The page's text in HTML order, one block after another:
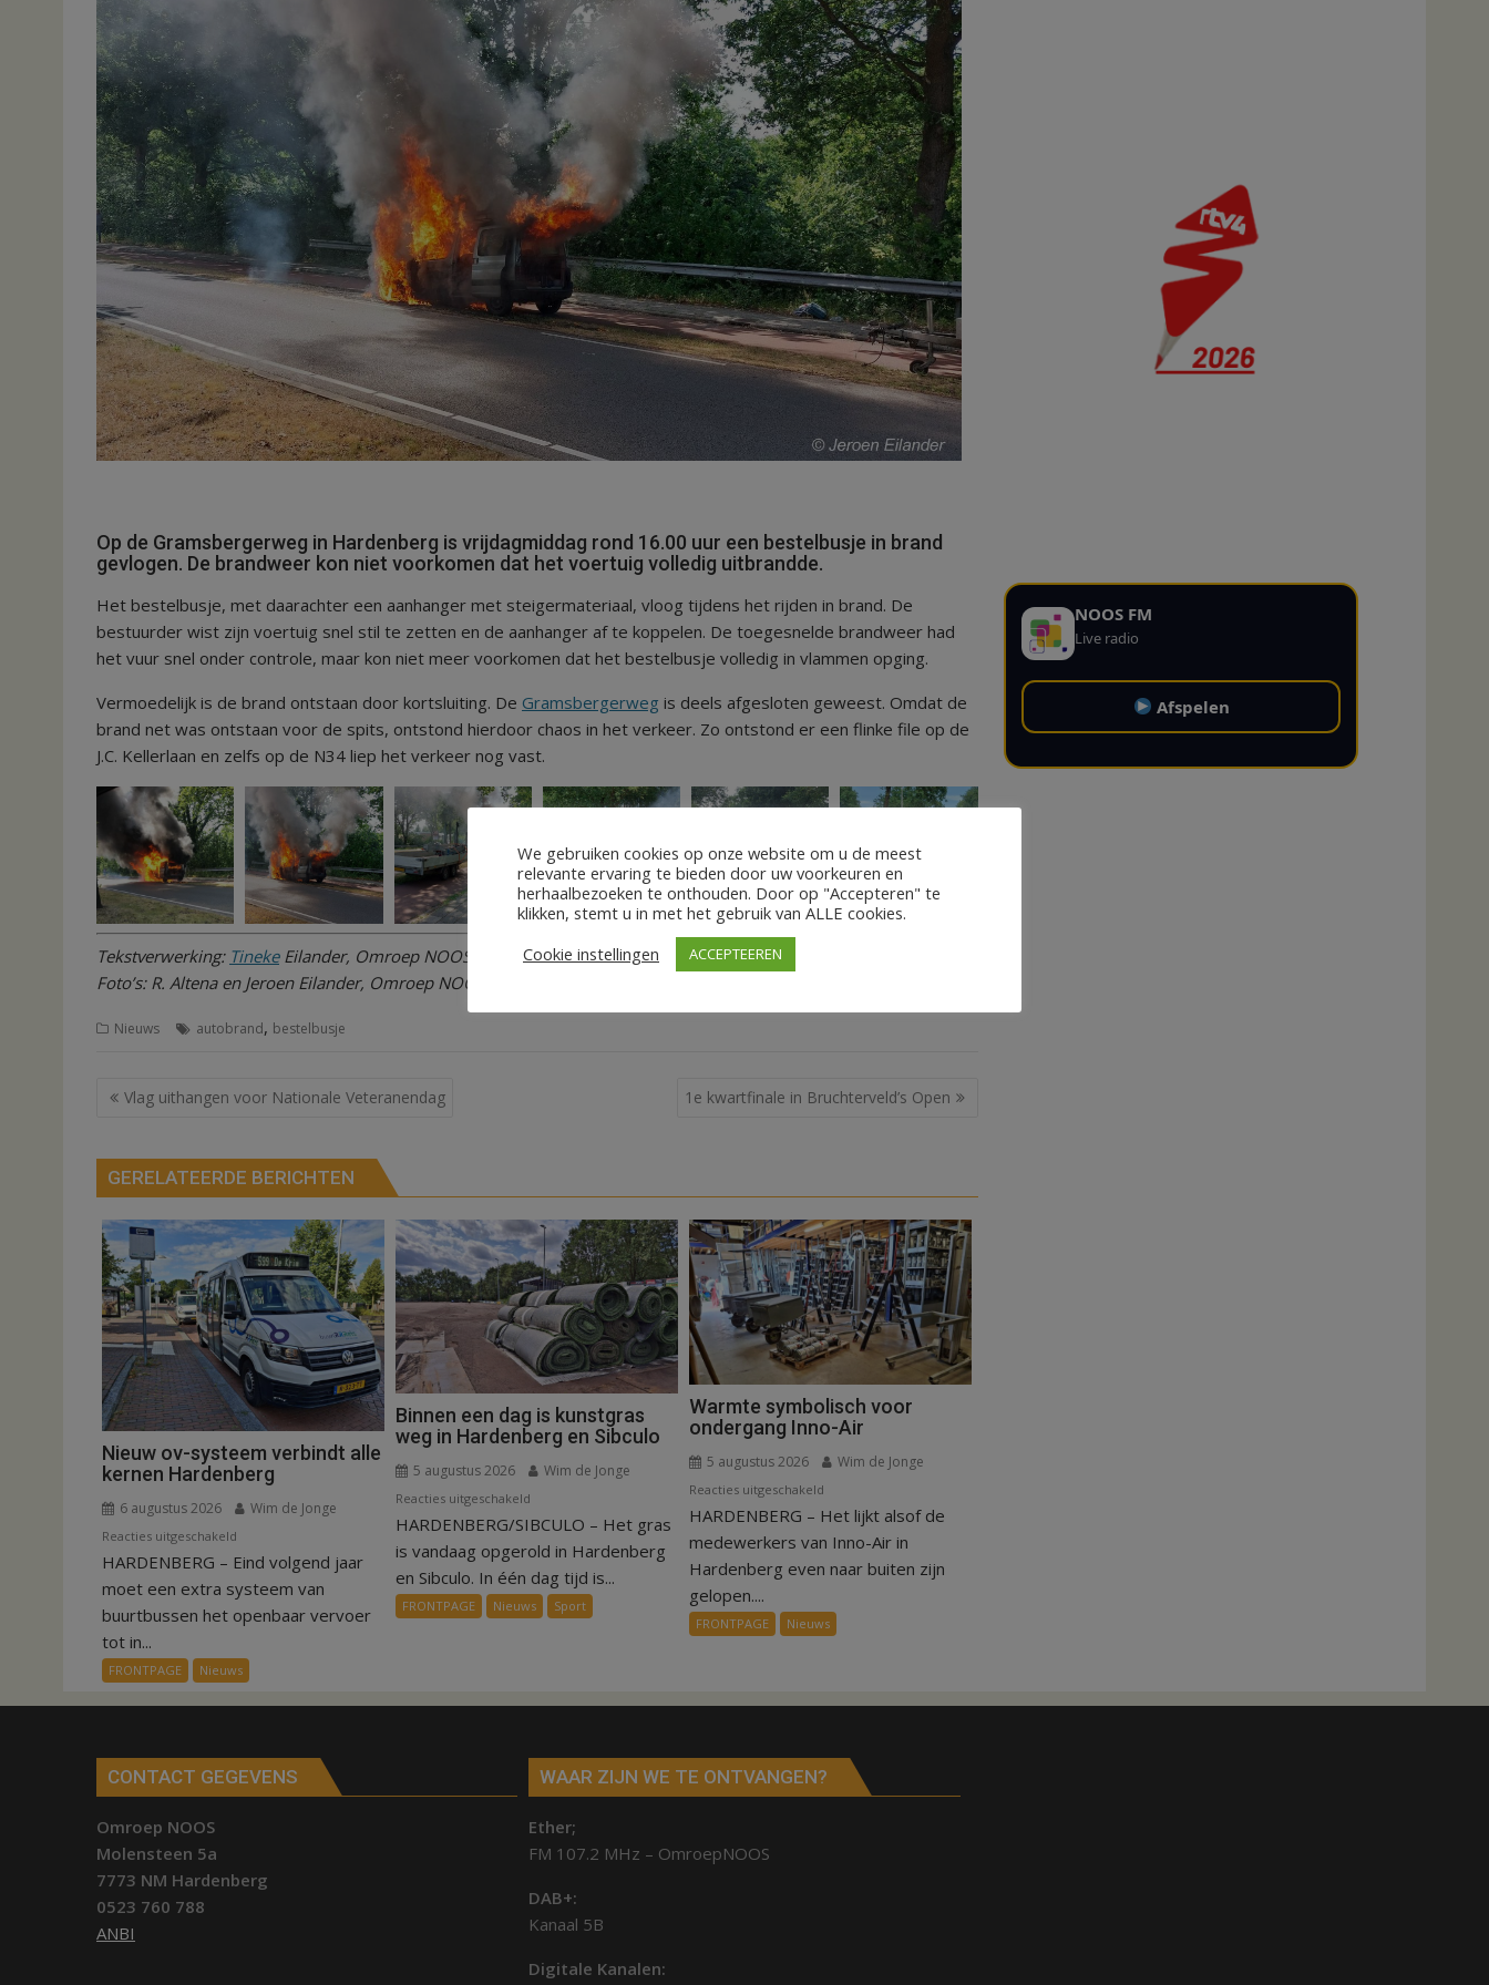
Op de Gramsbergerweg in Hardenberg is vrijdagmiddag rond 16.00 uur een bestelbusje in brand
gevlogen. De brandweer kon niet voorkomen dat het voertuig volledig uitbrandde.
Het bestelbusje, met daarachter een aanhanger met steigermateriaal, vloog tijdens het rijden in brand. De
bestuurder wist zijn voertuig snel stil te zetten en de aanhanger af te koppelen. De toegesnelde brandweer had
het vuur snel onder controle, maar kon niet meer voorkomen dat het bestelbusje volledig in vlammen opging.
Vermoedelijk is de brand ontstaan door kortsluiting. De Gramsbergerweg is deels afgesloten geweest. Omdat de
brand net was ontstaan voor de spits, ontstond hierdoor chaos in het verkeer. Zo ontstond er een flinke file op de
J.C. Kellerlaan en zelfs op de N34 liep het verkeer nog vast.
Tekstverwerking: TinekeEilander, Omroep NOOS
Foto’s: R. Altena en Jeroen Eilander, Omroep NOOS
Nieuws autobrand, bestelbusje
Bericht
Vlag uithangen voor Nationale Veteranendag 1e kwartfinale in Bruchterveld’s Open
GERELATEERDE BERICHTEN
Nieuw ov-systeem verbindt alle
kernen Hardenberg
6 augustus 2026 Wim de Jonge
Reacties uitgeschakeld
Nieuw
ov-
systeem
alle
kernen
Hardenberg
HARDENBERG – Eind volgend jaar
moet een extra systeem van
buurtbussen het openbaar vervoer
tot in...
FRONTPAGE Nieuws
Binnen een dag is kunstgras
weg in Hardenberg en Sibculo
5 augustus 2026 Wim de Jonge
Reacties uitgeschakeld
Binnen
een
dag
is
kunstgras
HARDENBERG/SIBCULO – Het gras
is vandaag opgerold in Hardenberg
en Sibculo. In één dag tijd is...
FRONTPAGE Nieuws Sport
Warmte symbolisch voor
ondergang Inno-Air
5 augustus 2026 Wim de Jonge
Reacties uitgeschakeld
Warmte
symbolisch
Inno-
Air
HARDENBERG – Het lijkt alsof de
medewerkers van Inno-Air in
Hardenberg even naar buiten zijn
gelopen....
FRONTPAGE Nieuws
NOOS FM
Live radio
Afspelen
CONTACT GEGEVENS
Omroep NOOS
Molensteen 5a
7773 NM Hardenberg
0523 760 788
ANBI
WAAR ZIJN WE TE ONTVANGEN?
Ether;
FM 107.2 MHz – OmroepNOOS
DAB+:
Kanaal 5B
Digitale Kanalen:
We gebruiken cookies op onze website om u de meest
relevante ervaring te bieden door uw voorkeuren en
herhaalbezoeken te onthouden. Door op "Accepteren" te
klikken, stemt u in met het gebruik van ALLE cookies.
Cookie instellingen
ACCEPTEEREN